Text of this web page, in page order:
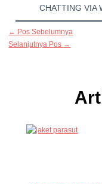
CHATTING VIA
← Pos Sebelumnya
Selanjutnya Pos →